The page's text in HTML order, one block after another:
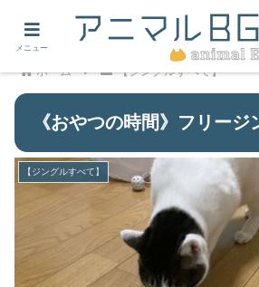
ホーム 【ジングルすべて】
《おやつの時間》フリージ
【ジングルすべて】
メニュー